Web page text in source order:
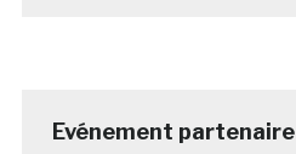
Evénement partenaire